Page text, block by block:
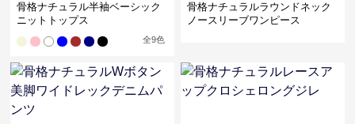
骨格ナチュラル半袖ベーシック
ニットトップス
全9色
骨格ナチュラルラウンドネック
ノースリーブワンピース